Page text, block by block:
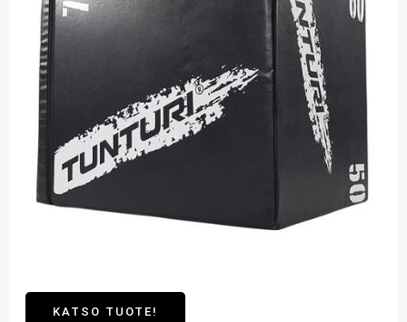
KATSO TUOTE!